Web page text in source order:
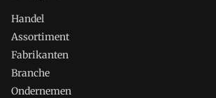
Handel
Assortiment
Fabrikanten
Branche
Ondernemen